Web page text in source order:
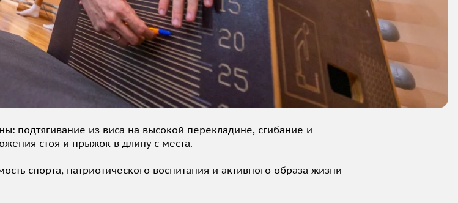
подтягивание из виса на высокой перекладине, сгибание и
стоя и прыжок в длину с места.
спорта, патриотического воспитания и активного образа жизни